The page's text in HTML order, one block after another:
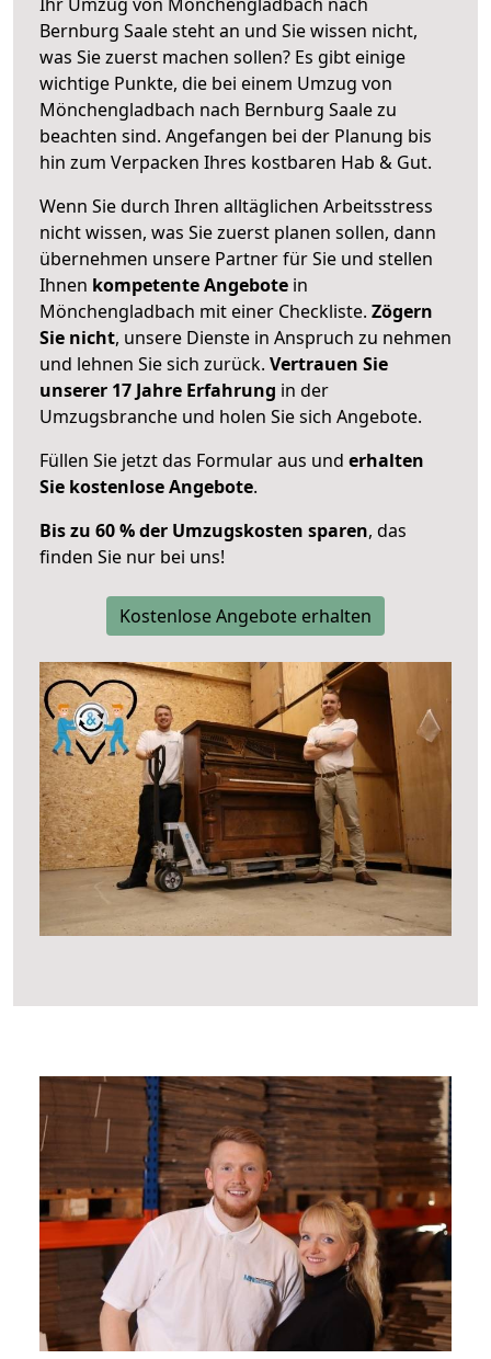
Bernburg Saale steht an und Sie wissen nicht,
was Sie zuerst machen sollen? Es gibt einige
wichtige Punkte, die bei einem Umzug von
Mönchengladbach nach Bernburg Saale zu
beachten sind. Angefangen bei der Planung bis
hin zum Verpacken Ihres kostbaren Hab & Gut.
Wenn Sie durch Ihren alltäglichen Arbeitsstress
nicht wissen, was Sie zuerst planen sollen, dann
übernehmen unsere Partner für Sie und stellen
Ihnen kompetente Angebote in
Mönchengladbach mit einer Checkliste. Zögern
Sie nicht, unsere Dienste in Anspruch zu nehmen
und lehnen Sie sich zurück. Vertrauen Sie
unserer 17 Jahre Erfahrung in der
Umzugsbranche und holen Sie sich Angebote.
Füllen Sie jetzt das Formular aus und erhalten
Sie kostenlose Angebote.
Bis zu 60 % der Umzugskosten sparen, das
finden Sie nur bei uns!
Kostenlose Angebote erhalten